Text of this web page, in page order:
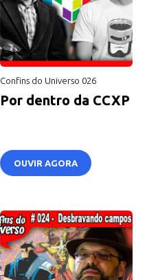
Confins do Universo 026
Por dentro da CCXP
OUVIR AGORA